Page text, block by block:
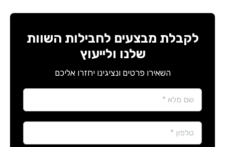
לקבלת מבצעים לחבילות השוות
שלנו ולייעוץ
השאירו פרטים ונציגינו יחזרו אליכם
Name
Phone